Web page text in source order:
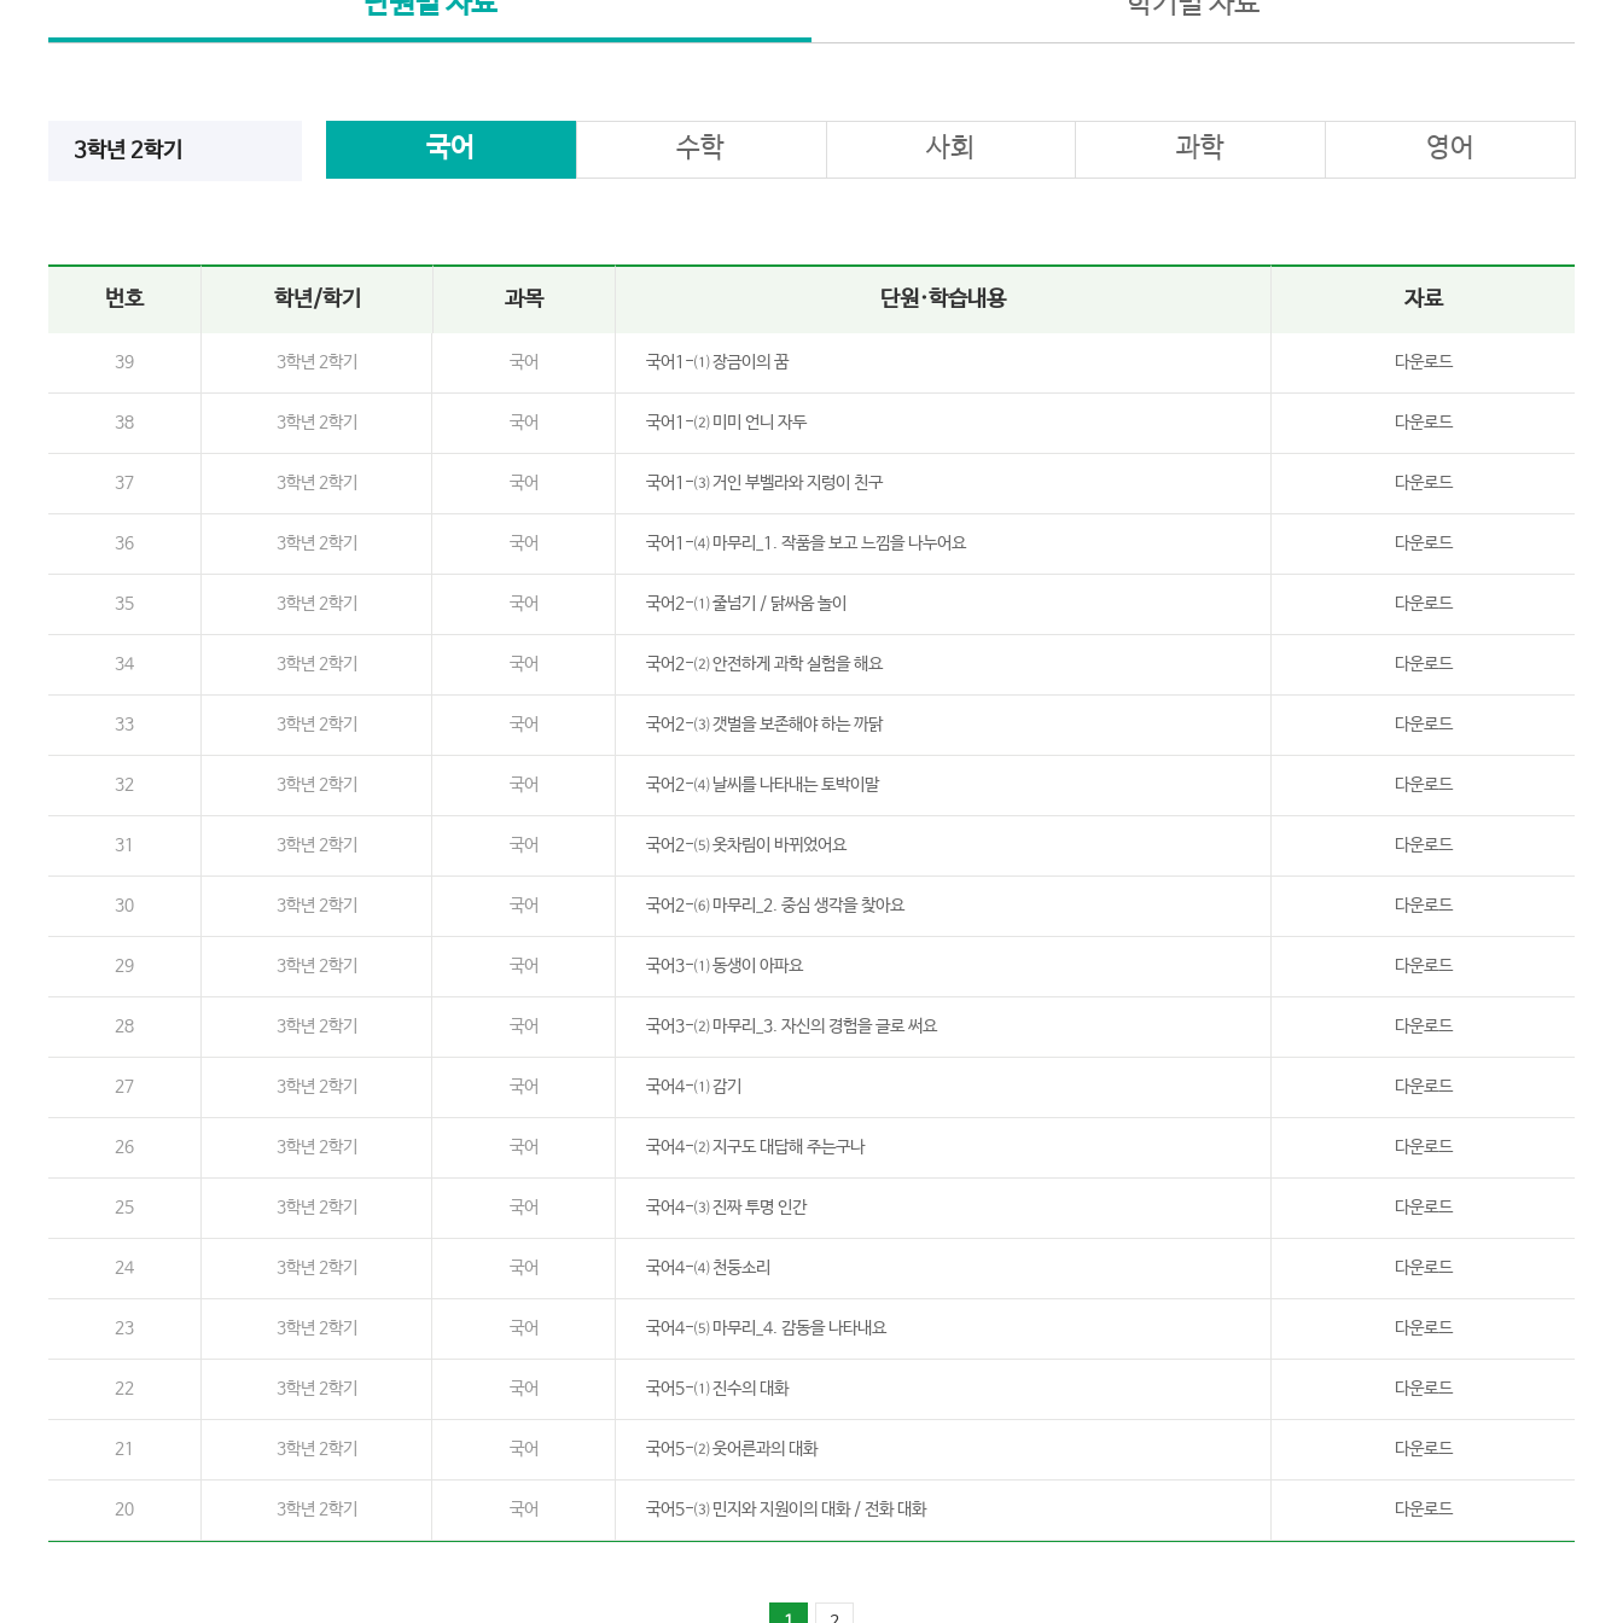
3학년 2학기 국어 수학 사회 과학 영어
번호 학년/학기 과목 단원·학습내용 자료
39 3학년 2학기 국어 국어1-⑴ 장금이의 꿈 다운로드
38 3학년 2학기 국어 국어1-⑵ 미미 언니 자두 다운로드
37 3학년 2학기 국어 국어1-⑶ 거인 부벨라와 지렁이 친구 다운로드
36 3학년 2학기 국어 국어1-⑷ 마무리_1. 작품을 보고 느낌을 나누어요 다운로드
35 3학년 2학기 국어 국어2-⑴ 줄넘기 / 닭싸움 놀이 다운로드
34 3학년 2학기 국어 국어2-⑵ 안전하게 과학 실험을 해요 다운로드
33 3학년 2학기 국어 국어2-⑶ 갯벌을 보존해야 하는 까닭 다운로드
32 3학년 2학기 국어 국어2-⑷ 날씨를 나타내는 토박이말 다운로드
31 3학년 2학기 국어 국어2-⑸ 옷차림이 바뀌었어요 다운로드
30 3학년 2학기 국어 국어2-⑹ 마무리_2. 중심 생각을 찾아요 다운로드
29 3학년 2학기 국어 국어3-⑴ 동생이 아파요 다운로드
28 3학년 2학기 국어 국어3-⑵ 마무리_3. 자신의 경험을 글로 써요 다운로드
27 3학년 2학기 국어 국어4-⑴ 감기 다운로드
26 3학년 2학기 국어 국어4-⑵ 지구도 대답해 주는구나 다운로드
25 3학년 2학기 국어 국어4-⑶ 진짜 투명 인간 다운로드
24 3학년 2학기 국어 국어4-⑷ 천둥소리 다운로드
23 3학년 2학기 국어 국어4-⑸ 마무리_4. 감동을 나타내요 다운로드
22 3학년 2학기 국어 국어5-⑴ 진수의 대화 다운로드
21 3학년 2학기 국어 국어5-⑵ 웃어른과의 대화 다운로드
20 3학년 2학기 국어 국어5-⑶ 민지와 지원이의 대화 / 전화 대화 다운로드